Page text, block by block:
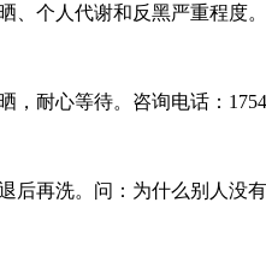
个人代谢和反黑严重程度
耐心等待。咨询电话：
再洗。问：为什么别人